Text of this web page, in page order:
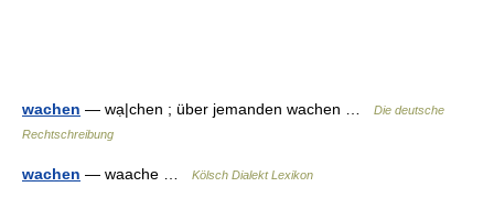
wachen — wạ|chen ; über jemanden wachen …
Die deutsche
Rechtschreibung
wachen — waache … Kölsch Dialekt Lexikon